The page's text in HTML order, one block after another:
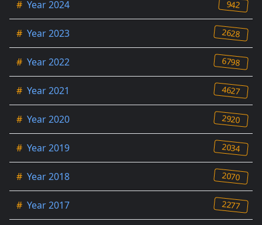
# Year 2024 942
# Year 2023 2628
# Year 2022 6798
# Year 2021 4627
# Year 2020 2920
# Year 2019 2034
# Year 2018 2070
# Year 2017 2277